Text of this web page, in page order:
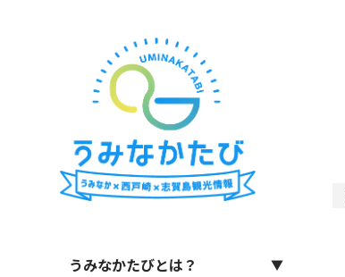
うみなかたびとは？